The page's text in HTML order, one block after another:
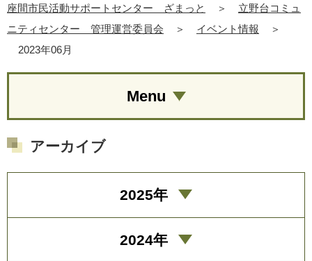
座間市民活動サポートセンター ざまっと ＞
立野台コミュ
ニティセンター 管理運営委員会
＞ イベント情報
＞
2023年06月
Menu
アーカイブ
2025年
2024年